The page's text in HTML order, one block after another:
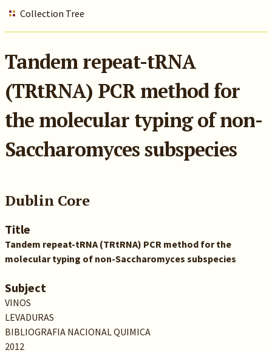
Collection Tree
Tandem repeat-tRNA
(TRtRNA) PCR method for
the molecular typing of non-
Saccharomyces subspecies
Dublin Core
Title
Tandem repeat-tRNA (TRtRNA) PCR method for the
molecular typing of non-Saccharomyces subspecies
Subject
VINOS
LEVADURAS
BIBLIOGRAFIA NACIONAL QUIMICA
2012